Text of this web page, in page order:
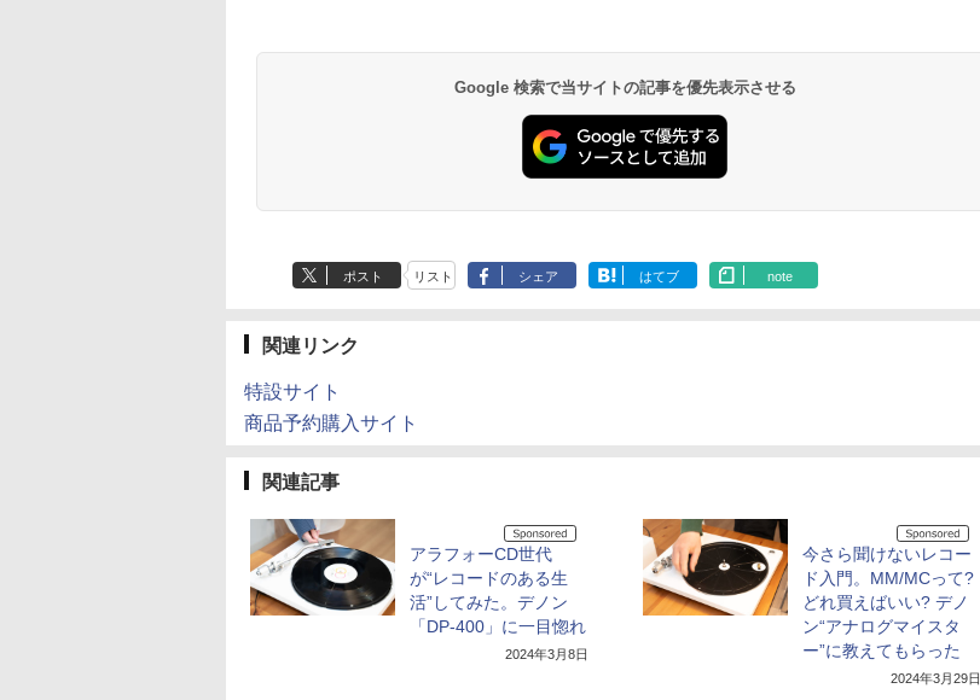
Google 検索で当サイトの記事を優先表示させる
ポスト リスト シェア はてブ note
関連リンク
特設サイト
商品予約購入サイト
関連記事
アラフォーCD世代
が“レコードのある生
活”してみた。デノン
「DP-400」に一目惚れ
2024年3月8日
今さら聞けないレコー
ド入門。MM/MCって?
どれ買えばいい? デノ
ン“アナログマイスタ
ー”に教えてもらった
2024年3月29日